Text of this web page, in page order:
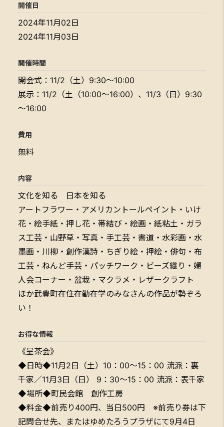
開催日
2024年11月02日
2024年11月03日
開催時間
開会式：11/2（土）9:30～10:00
展示：11/2（土（10:00～16:00）、11/3（日）9:30
～16:00
費用
無料
内容
文化を知る 日本を知る
アートフラワー・アメリカントールペイント・いけ
花・絵手紙・押し花・帯結び・絵画・紙粘土・ガラ
ス工芸・山野草・写真・手工芸・書道・水彩画・水
墨画・川柳・創作漢詩・ちぎり絵・押絵・俳句・布
工芸・ねんど手芸・パッチワーク・ビーズ織り・婦
人会コーナー・盆栽・マクラメ・レザークラフト
ほか武豊町在住在勤在学のみなさんの作品が勢ぞろ
い！
お得な情報
《呈茶会》
◆日時◆11月2日（土）10：00～15：00 流派：裏
千家／11月3日（日） 9：30～15：00 流派：表千家
◆場所◆町民会館 創作工房
◆料金◆前売り400円、当日500円 ※前売り券は下
記問合せ先、またはゆめたろうプラザにて9月4日